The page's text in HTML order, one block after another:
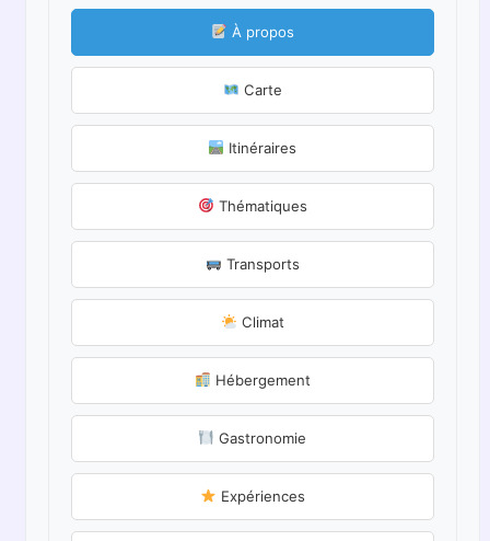
À propos
Carte
Itinéraires
Thématiques
Transports
Climat
Hébergement
Gastronomie
Expériences